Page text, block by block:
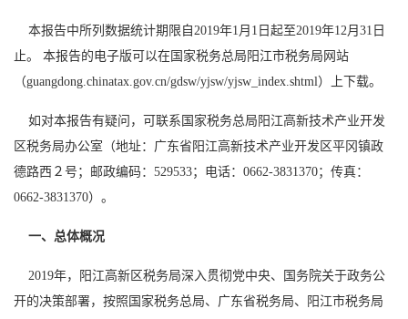
本报告中所列数据统计期限自2019年1月1日起至2019年12月31日
止。 本报告的电子版可以在国家税务总局阳江市税务局网站
（guangdong.chinatax.gov.cn/gdsw/yjsw/yjsw_index.shtml）上下载。
如对本报告有疑问，可联系国家税务总局阳江高新技术产业开发
区税务局办公室（地址：广东省阳江高新技术产业开发区平冈镇政
德路西２号；邮政编码：529533；电话：0662-3831370；传真：
0662-3831370）。
一、总体概况
2019年，阳江高新区税务局深入贯彻党中央、国务院关于政务公
开的决策部署，按照国家税务总局、广东省税务局、阳江市税务局